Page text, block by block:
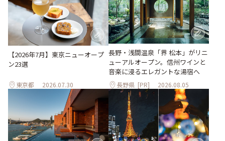
【2026年7月】東京ニューオープ
ン23選
東京都 2026.07.30
長野・浅間温泉「界 松本」がリニ
ューアルオープン。信州ワインと
音楽に浸るエレガントな湯宿へ
長野県 [PR] 2026.08.05